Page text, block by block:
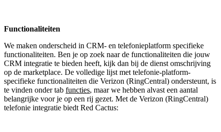
Functionaliteiten
We maken onderscheid in CRM- en telefonieplatform specifieke
functionaliteiten. Ben je op zoek naar de functionaliteiten die jouw
CRM integratie te bieden heeft, kijk dan bij de dienst omschrijving
op de marketplace. De volledige lijst met telefonie-platform-
specifieke functionaliteiten die Verizon (RingCentral) ondersteunt, is
te vinden onder tab functies, maar we hebben alvast een aantal
belangrijke voor je op een rij gezet. Met de Verizon (RingCentral)
telefonie integratie biedt Red Cactus: